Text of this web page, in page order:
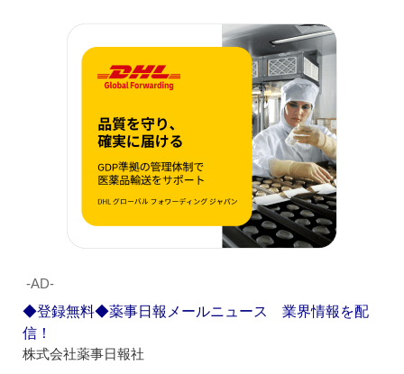
‐AD‐
◆登録無料◆薬事日報メールニュース 業界情報を配
信！
株式会社薬事日報社